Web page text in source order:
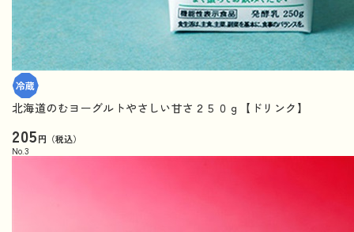
北海道のむヨーグルトやさしい甘さ２５０ｇ【ドリンク】
205円（税込）
No. 3